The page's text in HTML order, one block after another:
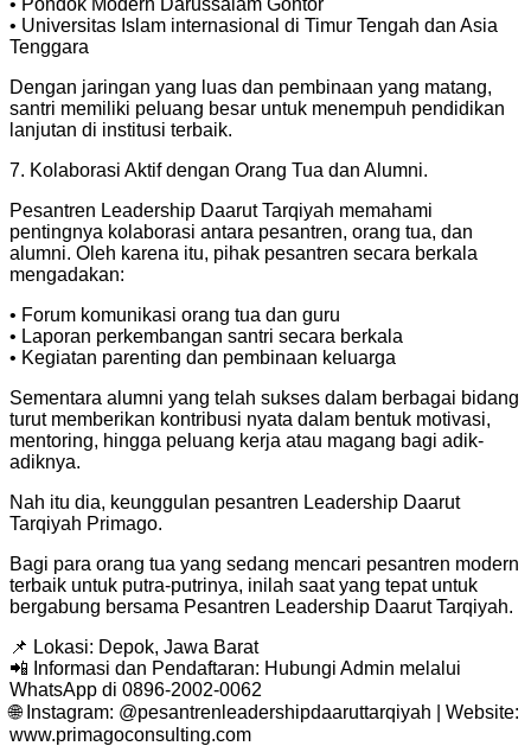
• ⁠Universitas Islam internasional di Timur Tengah dan Asia
Tenggara
Dengan jaringan yang luas dan pembinaan yang matang,
santri memiliki peluang besar untuk menempuh pendidikan
lanjutan di institusi terbaik.
7. Kolaborasi Aktif dengan Orang Tua dan Alumni.
Pesantren Leadership Daarut Tarqiyah memahami
pentingnya kolaborasi antara pesantren, orang tua, dan
alumni. Oleh karena itu, pihak pesantren secara berkala
mengadakan:
• Forum komunikasi orang tua dan guru
• ⁠Laporan perkembangan santri secara berkala
• ⁠Kegiatan parenting dan pembinaan keluarga
Sementara alumni yang telah sukses dalam berbagai bidang
turut memberikan kontribusi nyata dalam bentuk motivasi,
mentoring, hingga peluang kerja atau magang bagi adik-
adiknya.
Nah itu dia, keunggulan pesantren Leadership Daarut
Tarqiyah Primago.
Bagi para orang tua yang sedang mencari pesantren modern
terbaik untuk putra-putrinya, inilah saat yang tepat untuk
bergabung bersama Pesantren Leadership Daarut Tarqiyah.
📌 Lokasi: Depok, Jawa Barat
📲 Informasi dan Pendaftaran: Hubungi Admin melalui
WhatsApp di 0896-2002-0062
🌐 Instagram: @pesantrenleadershipdaaruttarqiyah | Website:
www.primagoconsulting.com